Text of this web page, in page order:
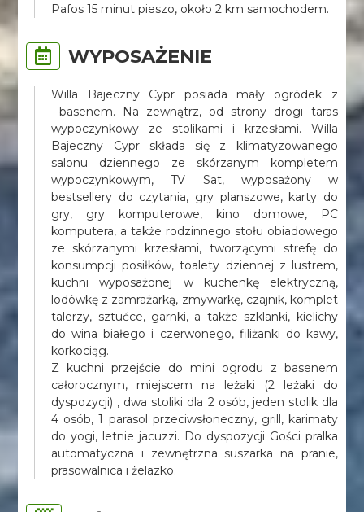
Pafos 15 minut pieszo, około 2 km samochodem.
WYPOSAŻENIE
Willa Bajeczny Cypr posiada mały ogródek z
basenem. Na zewnątrz, od strony drogi taras
wypoczynkowy ze stolikami i krzesłami. Willa
Bajeczny Cypr składa się z klimatyzowanego
salonu dziennego ze skórzanym kompletem
wypoczynkowym, TV Sat, wyposażony w
bestsellery do czytania, gry planszowe, karty do
gry, gry komputerowe, kino domowe, PC
komputera, a także rodzinnego stołu obiadowego
ze skórzanymi krzesłami, tworzącymi strefę do
konsumpcji posiłków, toalety dziennej z lustrem,
kuchni wyposażonej w kuchenkę elektryczną,
lodówkę z zamrażarką, zmywarkę, czajnik, komplet
talerzy, sztućce, garnki, a także szklanki, kielichy
do wina białego i czerwonego, filiżanki do kawy,
korkociąg.
Z kuchni przejście do mini ogrodu z basenem
całorocznym, miejscem na leżaki (2 leżaki do
dyspozycji) , dwa stoliki dla 2 osób, jeden stolik dla
4 osób, 1 parasol przeciwsłoneczny, grill, karimaty
do yogi, letnie jacuzzi. Do dyspozycji Gości pralka
automatyczna i zewnętrzna suszarka na pranie,
prasowalnica i żelazko.